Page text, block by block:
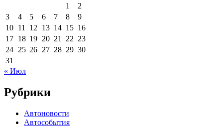
1
2
3
4 5 6 7 8
9
10 11 12 13 14 15 16
17 18 19 20 21 22 23
24 25 26 27 28 29 30
31
« Июл
Рубрики
Автоновости
Автособытия